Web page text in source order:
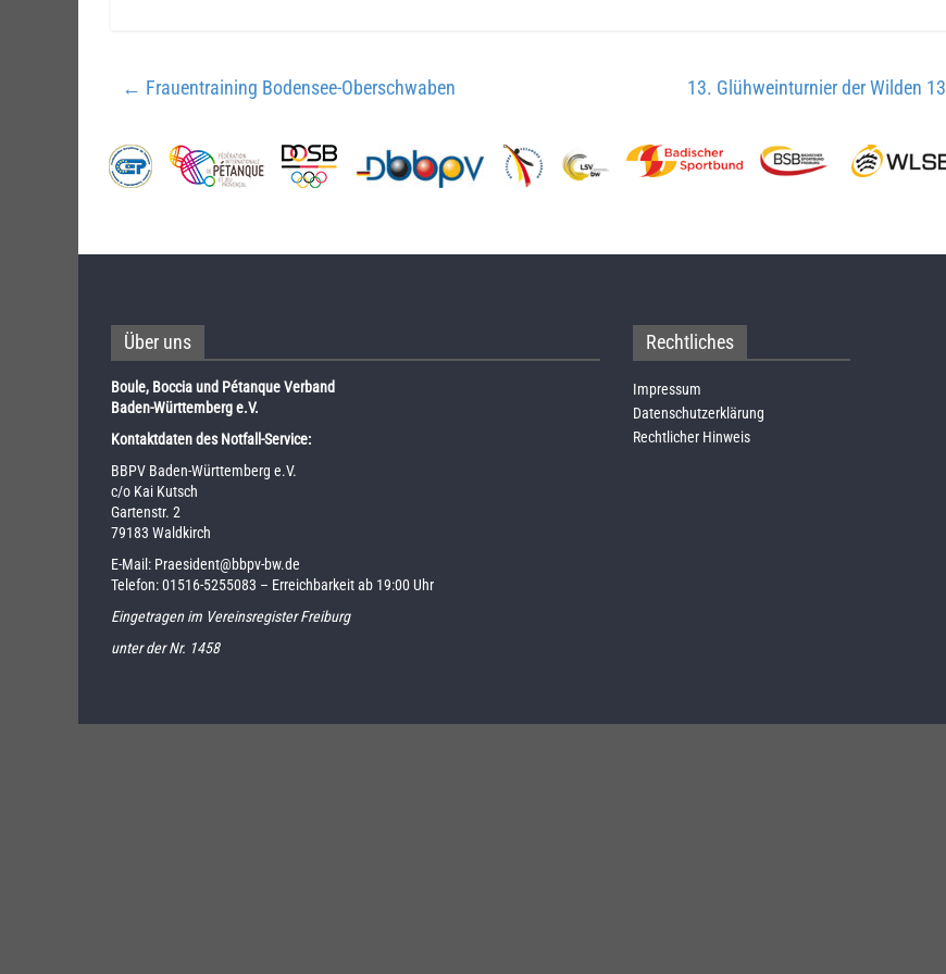
← Frauentraining Bodensee-Oberschwaben 13. Glühweinturnier der Wilden 13
Über uns
Boule, Boccia und Pétanque Verband
Baden-Württemberg e.V.
Kontaktdaten des Notfall-Service:
BBPV Baden-Württemberg e.V.
c/o Kai Kutsch
Gartenstr. 2
79183 Waldkirch
E-Mail: Praesident@bbpv-bw.de
Telefon:01516-5255083 – Erreichbarkeit ab 19:00 Uhr
Eingetragen im Vereinsregister Freiburg
unter der Nr. 1458
Rechtliches
Impressum
Datenschutzerklärung
Rechtlicher Hinweis